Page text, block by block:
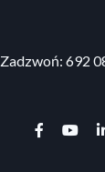
Zadzwoń: 692